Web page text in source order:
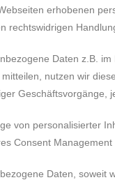
erhobenen
rechtswidrigen
Daten z.B.
nutzen wir
Geschäftsvorgänge,
von personalisierter
Consent
Daten, soweit